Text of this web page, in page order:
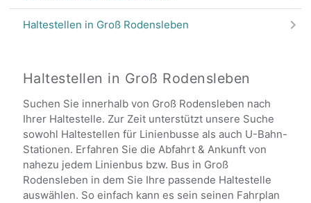
Haltestellen in Groß Rodensleben
Haltestellen in Groß Rodensleben
Suchen Sie innerhalb von Groß Rodensleben nach
Ihrer Haltestelle. Zur Zeit unterstützt unsere Suche
sowohl Haltestellen für Linienbusse als auch U-Bahn-
Stationen. Erfahren Sie die Abfahrt & Ankunft von
nahezu jedem Linienbus bzw. Bus in Groß
Rodensleben in dem Sie Ihre passende Haltestelle
auswählen. So einfach kann es sein seinen Fahrplan